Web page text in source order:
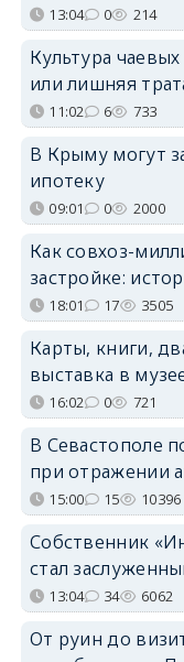
13:04 0 214
Культура
или лишняя
11:02 6 733
В Крыму могут
ипотеку
09:01 0 2000
Как совхоз-
застройке:
18:01 17 3505
Карты, книги,
выставка в
16:02 0 721
В Севастополе
при отражении
15:00 15 10396
Собственник
стал
13:04 34 6062
От руин до